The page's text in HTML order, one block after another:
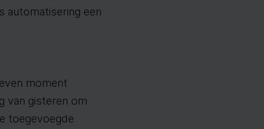
automatisering een
moment
van gisteren om
toegevoegde